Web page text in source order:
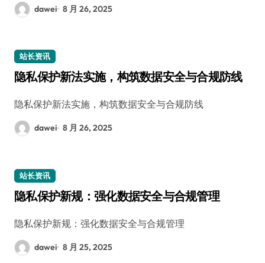
dawei 8 月 26, 2025
站长资讯
隐私保护新法实施，构筑数据安全与合规防线
隐私保护新法实施，构筑数据安全与合规防线
dawei 8 月 26, 2025
站长资讯
隐私保护新规：强化数据安全与合规管理
隐私保护新规：强化数据安全与合规管理
dawei 8 月 25, 2025